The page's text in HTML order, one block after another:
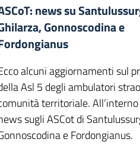
news su
Gonnoscodina e
alcuni aggiornamenti sul
Asl 5 degli ambulatori
territoriale.
sugli ASCot di
e Fordongianus.